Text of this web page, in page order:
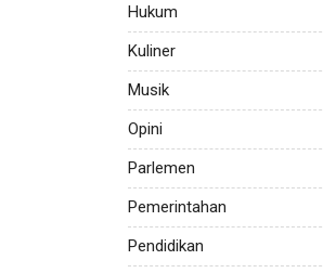
Hukum
Kuliner
Musik
Opini
Parlemen
Pemerintahan
Pendidikan